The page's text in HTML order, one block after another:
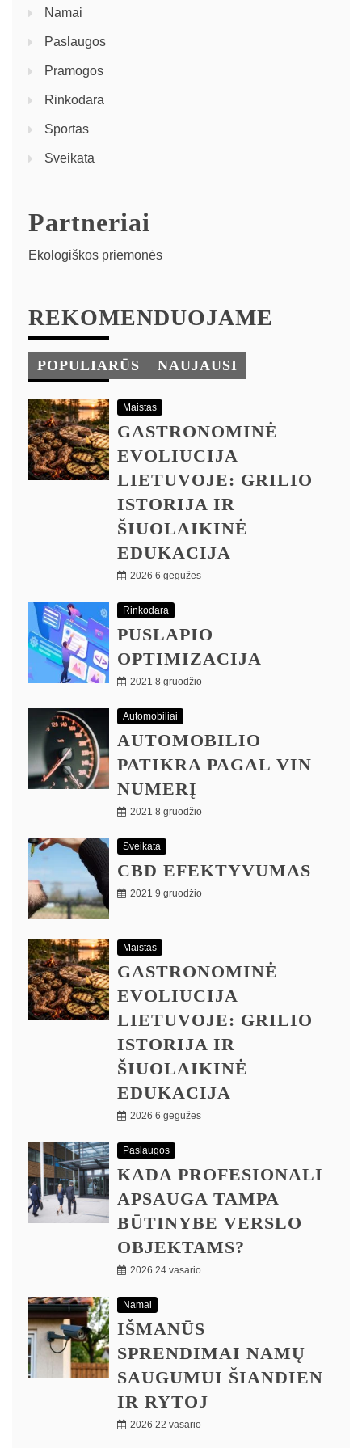
Namai
Paslaugos
Pramogos
Rinkodara
Sportas
Sveikata
Partneriai
Ekologiškos priemonės
REKOMENDUOJAME
POPULIARŪS NAUJAUSI
Maistas
GASTRONOMINĖ
EVOLIUCIJA
LIETUVOJE: GRILIO
ISTORIJA IR
ŠIUOLAIKINĖ
EDUKACIJA
2026 6 gegužės
Rinkodara
PUSLAPIO
OPTIMIZACIJA
2021 8 gruodžio
Automobiliai
AUTOMOBILIO
PATIKRA PAGAL VIN
NUMERĮ
2021 8 gruodžio
Sveikata
CBD EFEKTYVUMAS
2021 9 gruodžio
Maistas
GASTRONOMINĖ
EVOLIUCIJA
LIETUVOJE: GRILIO
ISTORIJA IR
ŠIUOLAIKINĖ
EDUKACIJA
2026 6 gegužės
Paslaugos
KADA PROFESIONALI
APSAUGA TAMPA
BŪTINYBE VERSLO
OBJEKTAMS?
2026 24 vasario
Namai
IŠMANŪS
SPRENDIMAI NAMŲ
SAUGUMUI ŠIANDIEN
IR RYTOJ
2026 22 vasario